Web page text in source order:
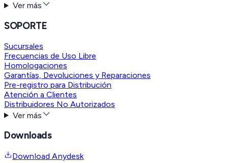
Ver más
SOPORTE
Sucursales
Frecuencias de Uso Libre
Homologaciones
Garantías, Devoluciones y Reparaciones
Pre-registro para Distribución
Atención a Clientes
Distribuidores No Autorizados
Ver más
Downloads
Download Anydesk